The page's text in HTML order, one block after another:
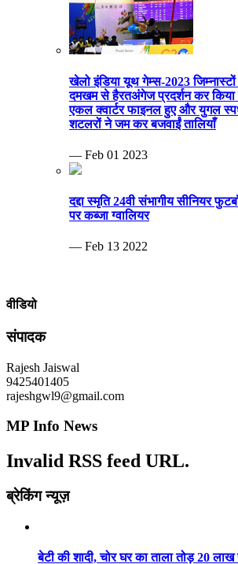
खेलो इंडिया यूथ गेम्स-2023
दमखम से हैरतअंगेज प्रदर्शन कर किया
एकल क्वार्टर फाइनल हुए और युगल
शटलरों ने जम कर बजवाईं तालियाँ
— Feb 01 2023
दद्दा स्मृति 24वी संभागीय सीनियर
पर कब्जा ग्वालियर
— Feb 13 2022
वीडियो
संपादक
Rajesh Jaiswal
9425401405
rajeshgwl9@gmail.com
MP Info News
Invalid RSS feed URL.
ब्रेकिंग न्यूज़
बेटी की शादी, चोर घर का ताला तोड़ 20